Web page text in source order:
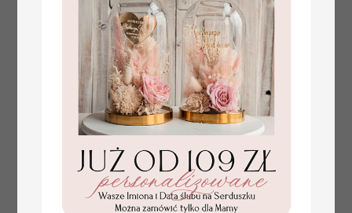
informacyjna dla
gości weselnych,
plan stołów na
weselu ze zdjęciem
Pary Młodej, plan
usadzenia gości
weselnych